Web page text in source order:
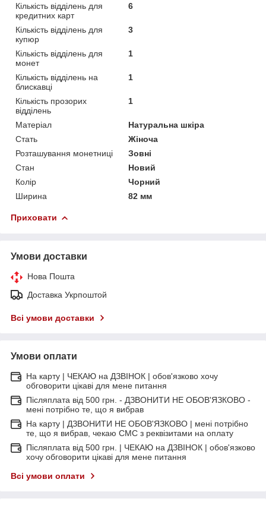
Кількість відділень для
кредитних карт
6
Кількість відділень для
купюр
3
Кількість відділень для
монет
1
Кількість відділень на
блискавці
1
Кількість прозорих
відділень
1
Матеріал
Натуральна шкіра
Стать
Жіноча
Розташування монетниці
Зовні
Стан
Новий
Колір
Чорний
Ширина
82 мм
Приховати
Умови доставки
Нова Пошта
Доставка Укрпоштой
Всі умови доставки
Умови оплати
На карту | ЧЕКАЮ на ДЗВІНОК | обов'язково хочу
обговорити цікаві для мене питання
Післяплата від 500 грн. - ДЗВОНИТИ НЕ ОБОВ'ЯЗКОВО -
мені потрібно те, що я вибрав
На карту | ДЗВОНИТИ НЕ ОБОВ'ЯЗКОВО | мені потрібно
те, що я вибрав, чекаю СМС з реквізитами на оплату
Післяплата від 500 грн. | ЧЕКАЮ на ДЗВІНОК | обов'язково
хочу обговорити цікаві для мене питання
Всі умови оплати